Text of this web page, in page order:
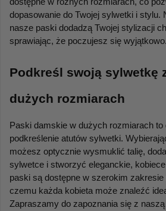
dopasowanie do Twojej sylwetki i stylu.
nasze paski dodadzą Twojej stylizacji
sprawiając, że poczujesz się wyjątkowo.
Podkreśl swoją sylwetkę
dużych rozmiarach
Paski damskie w dużych rozmiarach to
podkreślenie atutów sylwetki.
możesz optycznie wysmuklić talię,
sylwetce i stworzyć eleganckie,
paski są dostępne w szerokim
czemu każda kobieta może znaleźć
Zapraszamy do zapoznania się z